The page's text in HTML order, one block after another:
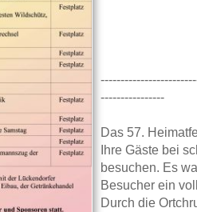
----------------
Das 57.
Ihre Gäste bei
besuchen. Es
Besucher ein
Durch die